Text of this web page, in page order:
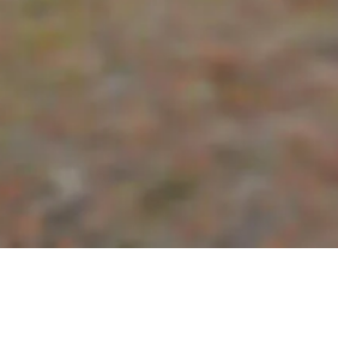
Parzellen sind schon ab 30.000,- Euro zu